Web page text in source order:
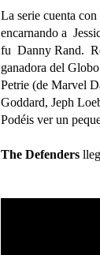
La serie cuenta
encarnando a
fu Danny Rand.
ganadora del
Petrie (de Marvel
Goddard, Jeph
Podéis ver un
The Defenders